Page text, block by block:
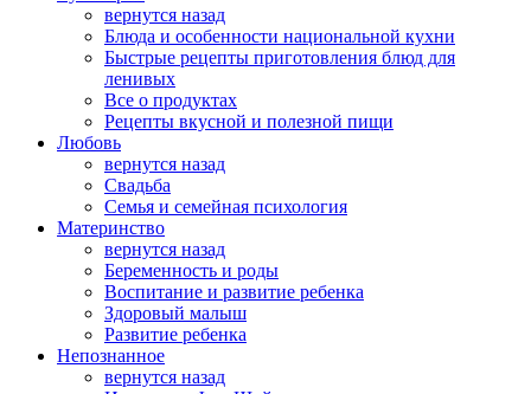
вернутся назад
Блюда и особенности национальной кухни
Быстрые рецепты приготовления блюд для
ленивых
Все о продуктах
Рецепты вкусной и полезной пищи
Любовь
вернутся назад
Свадьба
Семья и семейная психология
Материнство
вернутся назад
Беременность и роды
Воспитание и развитие ребенка
Здоровый малыш
Развитие ребенка
Непознанное
вернутся назад